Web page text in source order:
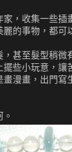
，收集一些插
的事物，都可
甚至髮型稍微
些小玩意，讓
漫畫，出門寫